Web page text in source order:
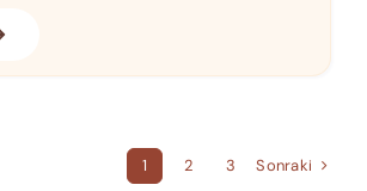
1 2 3 Sonraki